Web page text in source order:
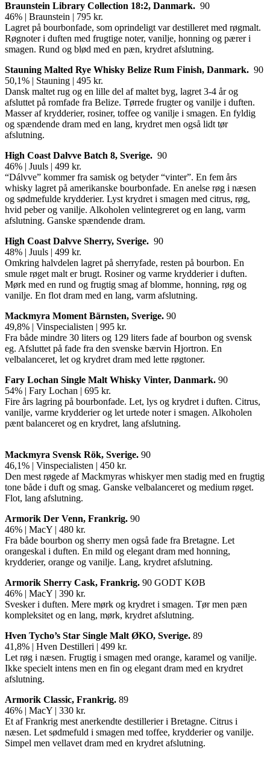
Braunstein Library Collection 18:2, Danmark. 90
46% | Braunstein | 795 kr.
Lagret på bourbonfade, som oprindeligt var destilleret med røgmalt.
Røgnoter i duften med frugtige noter, vanilje, honning og pærer i
smagen. Rund og blød med en pæn, krydret afslutning.
Stauning Malted Rye Whisky Belize Rum Finish, Danmark. 90
50,1% | Stauning | 495 kr.
Dansk maltet rug og en lille del af maltet byg, lagret 3-4 år og
afsluttet på romfade fra Belize. Tørrede frugter og vanilje i duften.
Masser af krydderier, rosiner, toffee og vanilje i smagen. En fyldig
og spændende dram med en lang, krydret men også lidt tør
afslutning.
High Coast Dalvve Batch 8, Sverige. 90
46% | Juuls | 499 kr.
“Dálvve” kommer fra samisk og betyder “vinter”. En fem års
whisky lagret på amerikanske bourbonfade. En anelse røg i næsen
og sødmefulde krydderier. Lyst krydret i smagen med citrus, røg,
hvid peber og vanilje. Alkoholen velintegreret og en lang, varm
afslutning. Ganske spændende dram.
High Coast Dalvve Sherry, Sverige. 90
48% | Juuls | 499 kr.
Omkring halvdelen lagret på sherryfade, resten på bourbon. En
smule røget malt er brugt. Rosiner og varme krydderier i duften.
Mørk med en rund og frugtig smag af blomme, honning, røg og
vanilje. En flot dram med en lang, varm afslutning.
Mackmyra Moment Bärnsten, Sverige. 90
49,8% | Vinspecialisten | 995 kr.
Fra både mindre 30 liters og 129 liters fade af bourbon og svensk
eg. Afsluttet på fade fra den svenske bærvin Hjortron. En
velbalanceret, let og krydret dram med lette røgtoner.
Fary Lochan Single Malt Whisky Vinter, Danmark. 90
54% | Fary Lochan | 695 kr.
Fire års lagring på bourbonfade. Let, lys og krydret i duften. Citrus,
vanilje, varme krydderier og let urtede noter i smagen. Alkoholen
pænt balanceret og en krydret, lang afslutning.
Mackmyra Svensk Rök, Sverige. 90
46,1% | Vinspecialisten | 450 kr.
Den mest røgede af Mackmyras whiskyer men stadig med en frugtig
tone både i duft og smag. Ganske velbalanceret og medium røget.
Flot, lang afslutning.
Armorik Der Venn, Frankrig. 90
46% | MacY | 480 kr.
Fra både bourbon og sherry men også fade fra Bretagne. Let
orangeskal i duften. En mild og elegant dram med honning,
krydderier, orange og vanilje. Lang, krydret afslutning.
Armorik Sherry Cask, Frankrig. 90 GODT KØB
46% | MacY | 390 kr.
Svesker i duften. Mere mørk og krydret i smagen. Tør men pæn
kompleksitet og en lang, mørk, krydret afslutning.
Hven Tycho’s Star Single Malt ØKO, Sverige. 89
41,8% | Hven Destilleri | 499 kr.
Let røg i næsen. Frugtig i smagen med orange, karamel og vanilje.
Ikke specielt intens men en fin og elegant dram med en krydret
afslutning.
Armorik Classic, Frankrig. 89
46% | MacY | 330 kr.
Et af Frankrig mest anerkendte destillerier i Bretagne. Citrus i
næsen. Let sødmefuld i smagen med toffee, krydderier og vanilje.
Simpel men vellavet dram med en krydret afslutning.